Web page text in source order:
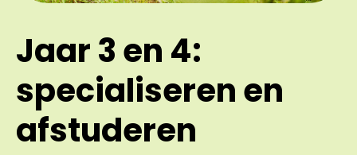
Jaar 3 en 4:
specialiseren en
afstuderen